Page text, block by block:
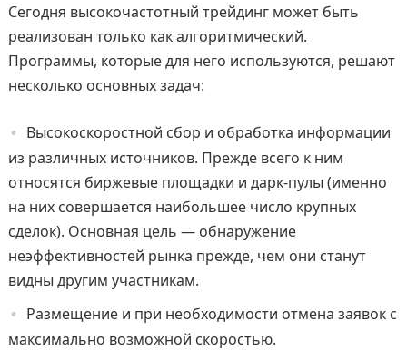
Сегодня высокочастотный трейдинг может быть
реализован только как алгоритмический.
Программы, которые для него используются, решают
несколько основных задач:
Высокоскоростной сбор и обработка информации
из различных источников. Прежде всего к ним
относятся биржевые площадки и дарк-пулы (именно
на них совершается наибольшее число крупных
сделок). Основная цель — обнаружение
неэффективностей рынка прежде, чем они станут
видны другим участникам.
Размещение и при необходимости отмена заявок с
максимально возможной скоростью.